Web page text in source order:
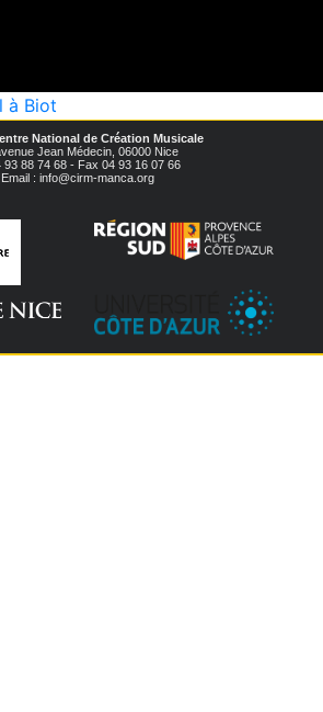
à Biot
National de Création Musicale
Jean Médecin, 06000 Nice
93 88 74 68 - Fax 04 93 16 07 66
Email : info@cirm-manca.org